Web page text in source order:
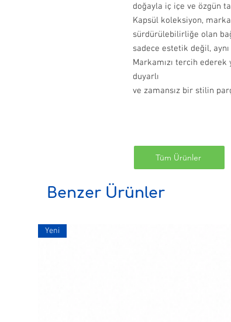
doğayla iç içe ve özgün
Kapsül koleksiyon,
sürdürülebilirliğe olan
sadece estetik değil,
Markamızı tercih ederek
duyarlı
ve zamansız bir stilin
Tüm Ürünler
Benzer Ürünler
Yeni